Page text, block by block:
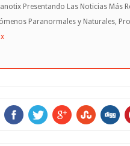
Presentando Las Noticias Más
Paranormales y Naturales,